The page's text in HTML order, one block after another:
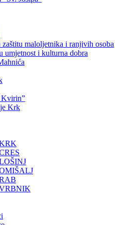
zaštitu maloljetnika i ranjivih osoba
umjetnost i kulturna dobra
Kvirin”
Krk